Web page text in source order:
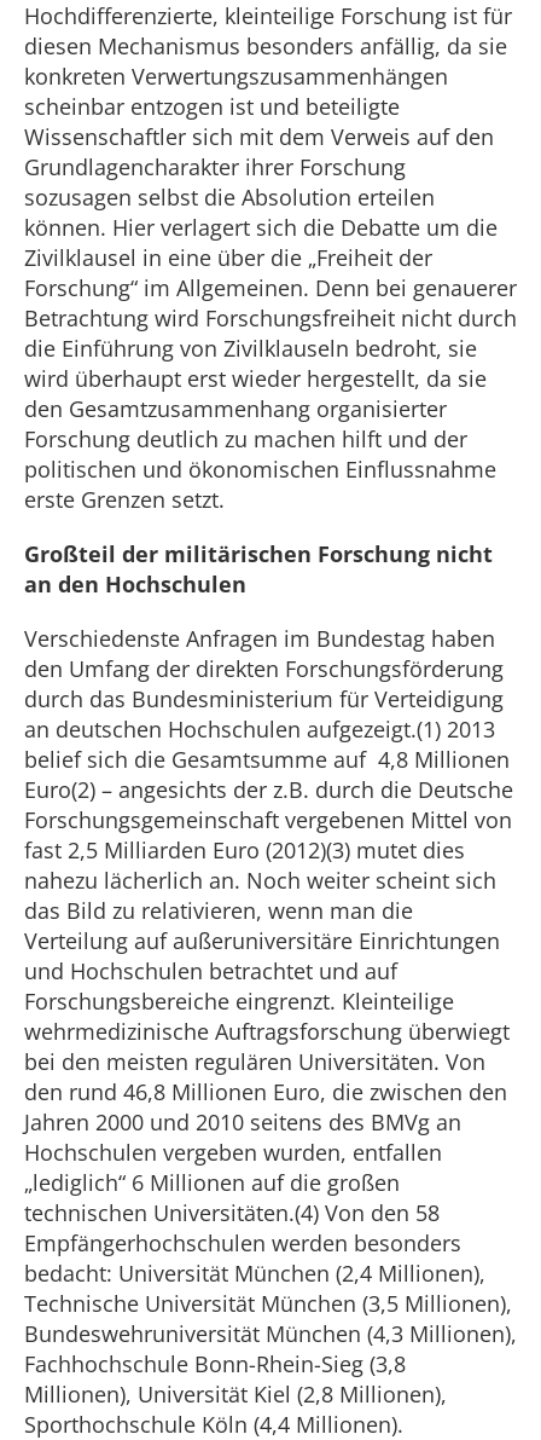
Hochdifferenzierte, kleinteilige Forschung ist für
diesen Mechanismus besonders anfällig, da sie
konkreten Verwertungszusammenhängen
scheinbar entzogen ist und beteiligte
Wissenschaftler sich mit dem Verweis auf den
Grundlagencharakter ihrer Forschung
sozusagen selbst die Absolution erteilen
können. Hier verlagert sich die Debatte um die
Zivilklausel in eine über die „Freiheit der
Forschung“ im Allgemeinen. Denn bei genauerer
Betrachtung wird Forschungsfreiheit nicht durch
die Einführung von Zivilklauseln bedroht, sie
wird überhaupt erst wieder hergestellt, da sie
den Gesamtzusammenhang organisierter
Forschung deutlich zu machen hilft und der
politischen und ökonomischen Einflussnahme
erste Grenzen setzt.
Großteil der militärischen Forschung nicht
an den Hochschulen
Verschiedenste Anfragen im Bundestag haben
den Umfang der direkten Forschungsförderung
durch das Bundesministerium für Verteidigung
an deutschen Hochschulen aufgezeigt.(1) 2013
belief sich die Gesamtsumme auf 4,8 Millionen
Euro(2) – angesichts der z.B. durch die Deutsche
Forschungsgemeinschaft vergebenen Mittel von
fast 2,5 Milliarden Euro (2012)(3) mutet dies
nahezu lächerlich an. Noch weiter scheint sich
das Bild zu relativieren, wenn man die
Verteilung auf außeruniversitäre Einrichtungen
und Hochschulen betrachtet und auf
Forschungsbereiche eingrenzt. Kleinteilige
wehrmedizinische Auftragsforschung überwiegt
bei den meisten regulären Universitäten. Von
den rund 46,8 Millionen Euro, die zwischen den
Jahren 2000 und 2010 seitens des BMVg an
Hochschulen vergeben wurden, entfallen
„lediglich“ 6 Millionen auf die großen
technischen Universitäten.(4) Von den 58
Empfängerhochschulen werden besonders
bedacht: Universität München (2,4 Millionen),
Technische Universität München (3,5 Millionen),
Bundeswehruniversität München (4,3 Millionen),
Fachhochschule Bonn-Rhein-Sieg (3,8
Millionen), Universität Kiel (2,8 Millionen),
Sporthochschule Köln (4,4 Millionen).